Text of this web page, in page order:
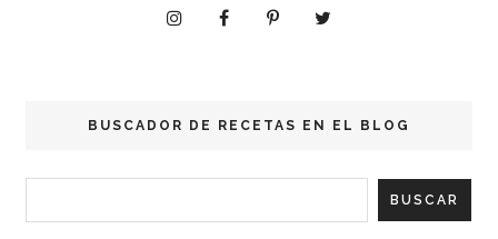
BUSCADOR DE RECETAS EN EL BLOG